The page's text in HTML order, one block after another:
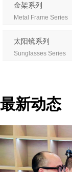
金架系列
Metal Frame Series
太阳镜系列
Sunglasses Series
最新动态